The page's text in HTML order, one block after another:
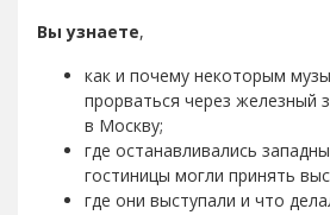
Вы узнаете,
как и почему некоторым
прорваться через железный
в Москву;
где останавливались
гостиницы могли принять
где они выступали и что